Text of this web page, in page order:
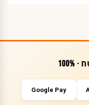
Google Pay